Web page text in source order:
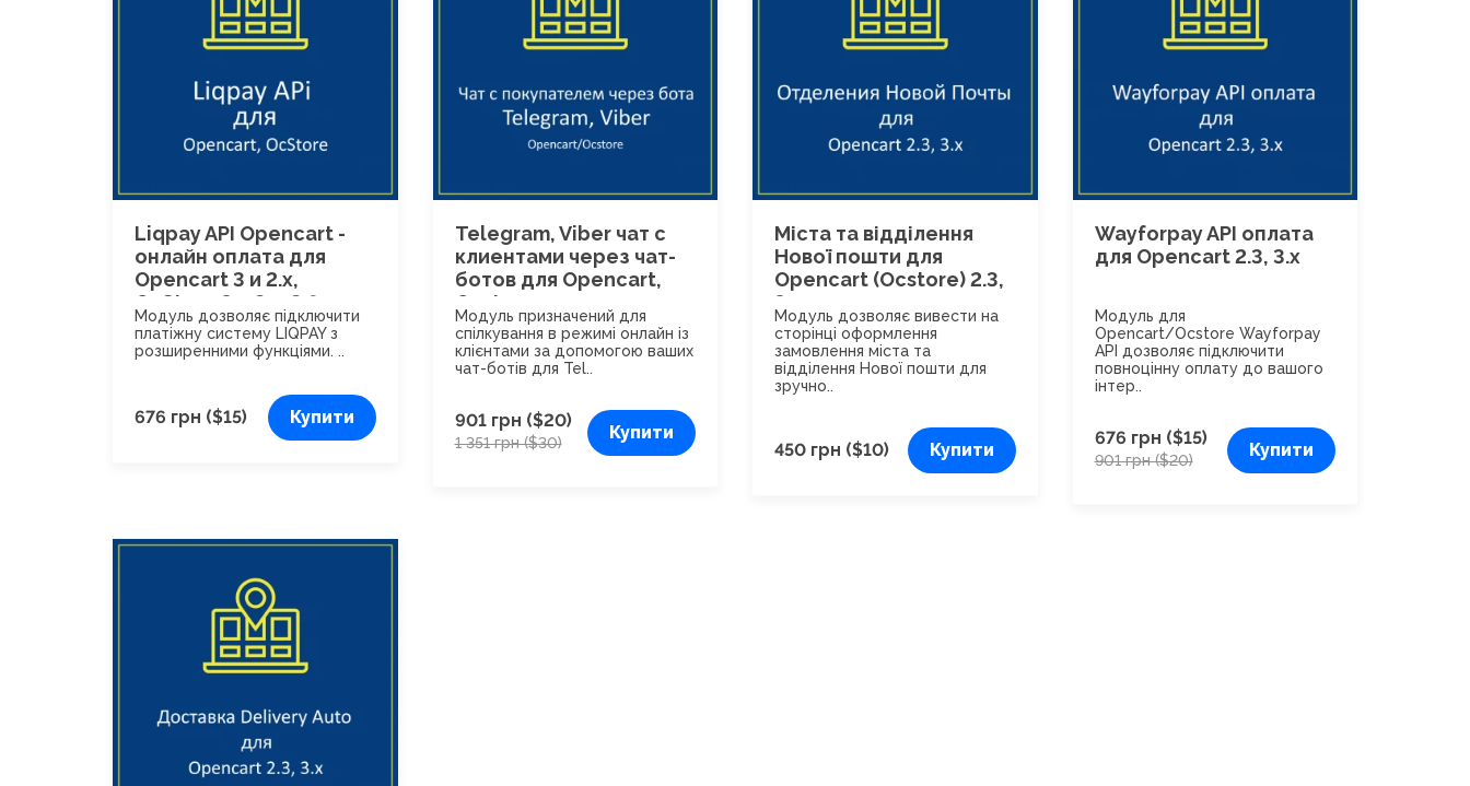
Liqpay API Opencart -
онлайн оплата для
Opencart 3 и 2.x,
OcStore 3 и 2.х. 2.0
Модуль дозволяє підключити
платіжну систему LIQPAY з
розширенними функціями. ..
676 грн ($15) Купити
Telegram, Viber чат с
клиентами через чат-
ботов для Opencart,
Ocstore
Модуль призначений для
спілкування в режимі онлайн із
клієнтами за допомогою ваших
чат-ботів для Tel..
901 грн ($20)
1 351 грн ($30) Купити
Міста та відділення
Нової пошти для
Opencart (Ocstore) 2.3,
3.x
Модуль дозволяє вивести на
сторінці оформлення
замовлення міста та
відділення Нової пошти для
зручно..
450 грн ($10) Купити
Wayforpay API оплата
для Opencart 2.3, 3.x
Модуль для
Opencart/Ocstore Wayforpay
API дозволяє підключити
повноцінну оплату до вашого
інтер..
676 грн ($15)
901 грн ($20) Купити